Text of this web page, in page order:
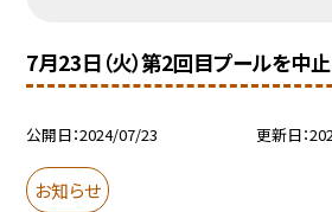
7月23日（火）第2回目プールを中止
公開日 2024/07/23 更新日
お知らせ